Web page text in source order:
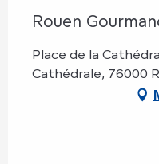
Rouen
Place de la
Cathédrale, 76000